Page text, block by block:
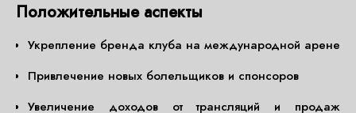
Положительные аспекты
Укрепление бренда клуба на международной арене
Привлечение новых болельщиков и спонсоров
Увеличение доходов от трансляций и продаж